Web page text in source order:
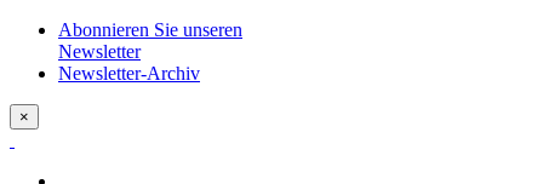
Abonnieren Sie unseren
Newsletter
Newsletter-Archiv
×